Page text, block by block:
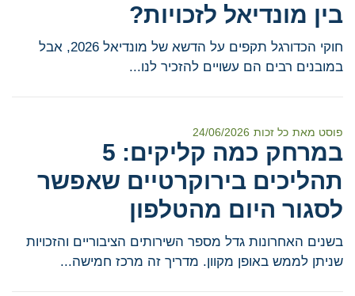
בין מונדיאל לזכויות?
חוקי הכדורגל תקפים על הדשא של מונדיאל 2026, אבל
במובנים רבים הם עשויים להזכיר לנו...
פוסט מאת כל זכות 24/06/2026
במרחק כמה קליקים: 5
תהליכים בירוקרטיים שאפשר
לסגור היום מהטלפון
בשנים האחרונות גדל מספר השירותים הציבוריים והזכויות
שניתן לממש באופן מקוון. מדריך זה מרכז חמישה...